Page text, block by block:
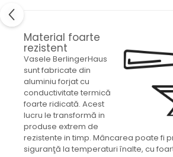
Material foarte
rezistent
Vasele BerlingerHaus
sunt fabricate din
aluminiu forjat cu
conductivitate termică
foarte ridicată. Acest
lucru le transformă in
produse extrem de
rezistente in timp. Mâncarea poate fi
siguranţă la temperaturi înalte, cu